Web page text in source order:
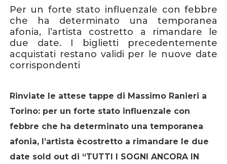
Per un forte stato influenzale con febbre
che ha determinato una temporanea
afonia, l’artista costretto a rimandare le
due date. I biglietti precedentemente
acquistati restano validi per le nuove date
corrispondenti
Rinviate le attese tappe di Massimo Ranieri a
Torino: per un forte stato influenzale con
febbre che ha determinato una temporanea
afonia, l’artista ècostretto a rimandare le due
date sold out di “TUTTI I SOGNI ANCORA IN